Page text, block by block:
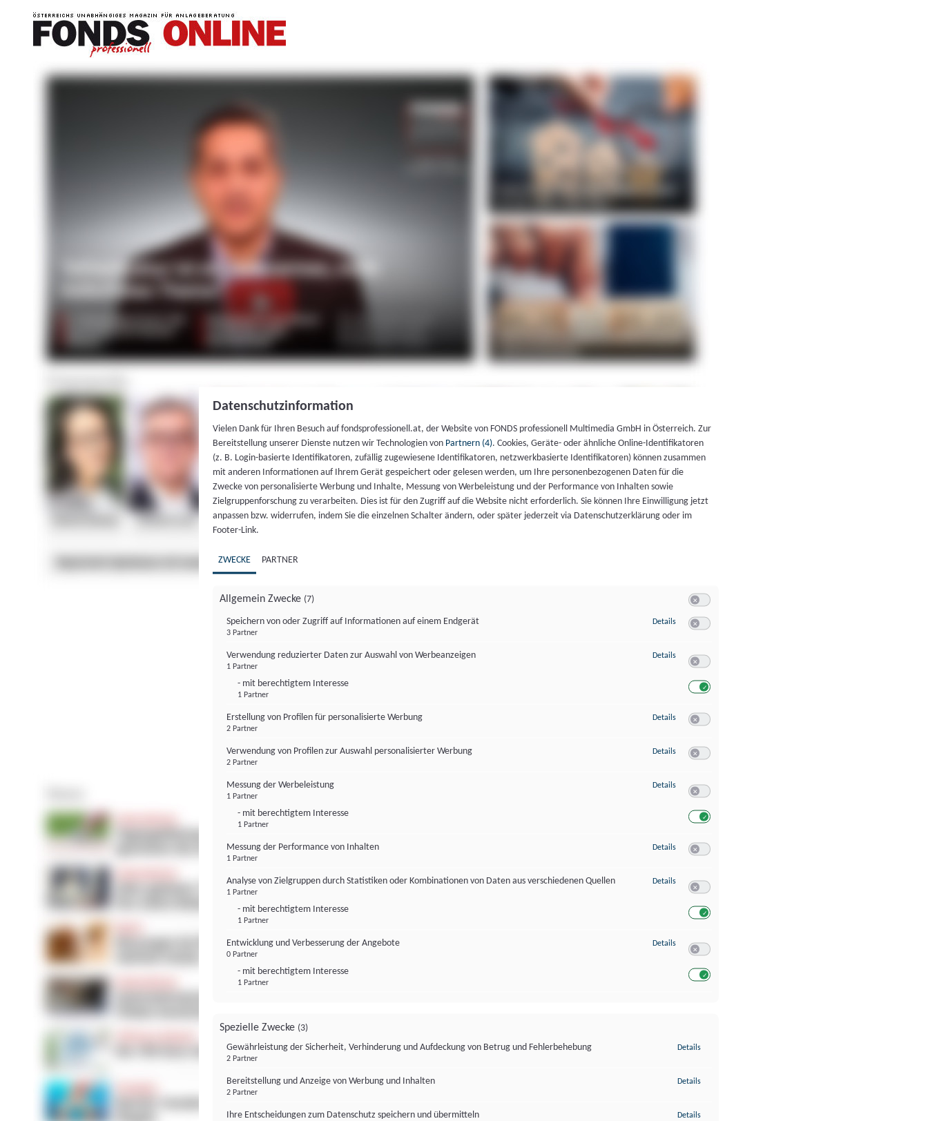
Datenschutzinformation
Vielen Dank für Ihren Besuch auf fondsprofessionell.at, der Website von FONDS professionell Multimedia GmbH in Österreich. Zur
Bereitstellung unserer Dienste nutzen wir Technologien von Partnern (4). Cookies, Geräte- oder ähnliche Online-Identifikatoren
(z. B. Login-basierte Identifikatoren, zufällig zugewiesene Identifikatoren, netzwerkbasierte Identifikatoren) können zusammen
mit anderen Informationen auf Ihrem Gerät gespeichert oder gelesen werden, um Ihre personenbezogenen Daten für die
Zwecke von personalisierte Werbung und Inhalte, Messung von Werbeleistung und der Performance von Inhalten sowie
Zielgruppenforschung zu verarbeiten. Dies ist für den Zugriff auf die Website nicht erforderlich. Sie können Ihre Einwilligung jetzt
anpassen bzw. widerrufen, indem Sie die einzelnen Schalter ändern, oder später jederzeit via Datenschutzerklärung oder im
Footer-Link.
ZWECKE PARTNER
Allgemein Zwecke (7)
Speichern von oder Zugriff auf Informationen auf einem Endgerät
3 Partner
Details zu Speichern von oder Zugriff auf Informationen auf einem Endgerät
Verwendung reduzierter Daten zur Auswahl von Werbeanzeigen
1 Partner
- mit berechtigtem Interesse
1 Partner
Details zu Verwendung reduzierter Daten zur Auswahl von Werbeanzeigen
Erstellung von Profilen für personalisierte Werbung
2 Partner
Details zu Erstellung von Profilen für personalisierte Werbung
Verwendung von Profilen zur Auswahl personalisierter Werbung
2 Partner
Details zu Verwendung von Profilen zur Auswahl personalisierter Werbung
Messung der Werbeleistung
1 Partner
- mit berechtigtem Interesse
1 Partner
Details zu Messung der Werbeleistung
Messung der Performance von Inhalten
1 Partner
Details zu Messung der Performance von Inhalten
Analyse von Zielgruppen durch Statistiken oder Kombinationen von Daten aus verschiedenen Quellen
1 Partner
- mit berechtigtem Interesse
1 Partner
Details zu Analyse von Zielgruppen durch Statistiken oder Kombinationen von
Entwicklung und Verbesserung der Angebote
0 Partner
- mit berechtigtem Interesse
1 Partner
Details zu Entwicklung und Verbesserung der Angebote
Spezielle Zwecke (3)
Gewährleistung der Sicherheit, Verhinderung und Aufdeckung von Betrug und Fehlerbehebung
2 Partner
Details
Bereitstellung und Anzeige von Werbung und Inhalten
2 Partner
Details
Ihre Entscheidungen zum Datenschutz speichern und übermitteln Details